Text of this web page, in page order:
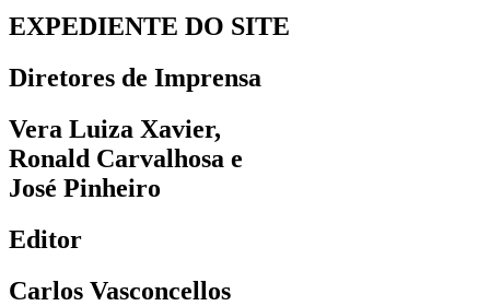
EXPEDIENTE DO SITE
Diretores de Imprensa
Vera Luiza Xavier,
Ronald Carvalhosa e
José Pinheiro
Editor
Carlos Vasconcellos